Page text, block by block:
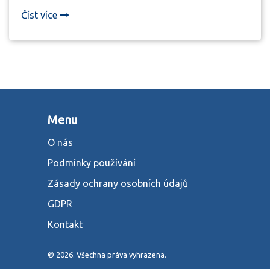
mostů až ke komplexním zubním implantátům.
porozuměli výhodám i nevýhodám každé metody.
Číst více
Menu
O nás
Podmínky používání
Zásady ochrany osobních údajů
GDPR
Kontakt
© 2026. Všechna práva vyhrazena.